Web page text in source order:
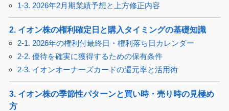
1-3. 2026年2月期業績予想と上方修正内容
2. イオン株の権利確定日と購入タイミングの基礎知識
2-1. 2026年の権利付最終日・権利落ち日カレンダー
2-2. 優待を確実に獲得するための保有条件
2-3. イオンオーナーズカードの還元率と活用術
3. イオン株の季節性パターンと買い時・売り時の見極め
方